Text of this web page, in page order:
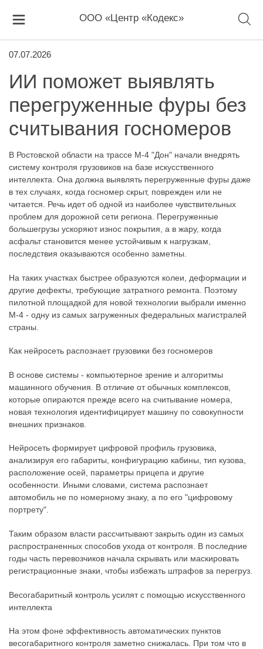
ООО «Центр «Кодекс»
07.07.2026
ИИ поможет выявлять
перегруженные фуры без
считывания госномеров
В Ростовской области на трассе М-4 "Дон" начали внедрять
систему контроля грузовиков на базе искусственного
интеллекта. Она должна выявлять перегруженные фуры даже
в тех случаях, когда госномер скрыт, поврежден или не
читается. Речь идет об одной из наиболее чувствительных
проблем для дорожной сети региона. Перегруженные
большегрузы ускоряют износ покрытия, а в жару, когда
асфальт становится менее устойчивым к нагрузкам,
последствия оказываются особенно заметны.
На таких участках быстрее образуются колеи, деформации и
другие дефекты, требующие затратного ремонта. Поэтому
пилотной площадкой для новой технологии выбрали именно
М-4 - одну из самых загруженных федеральных магистралей
страны.
Как нейросеть распознает грузовики без госномеров
В основе системы - компьютерное зрение и алгоритмы
машинного обучения. В отличие от обычных комплексов,
которые опираются прежде всего на считывание номера,
новая технология идентифицирует машину по совокупности
внешних признаков.
Нейросеть формирует цифровой профиль грузовика,
анализируя его габариты, конфигурацию кабины, тип кузова,
расположение осей, параметры прицепа и другие
особенности. Иными словами, система распознает
автомобиль не по номерному знаку, а по его "цифровому
портрету".
Таким образом власти рассчитывают закрыть один из самых
распространенных способов ухода от контроля. В последние
годы часть перевозчиков начала скрывать или маскировать
регистрационные знаки, чтобы избежать штрафов за перегруз.
Весогабаритный контроль усилят с помощью искусственного
интеллекта
На этом фоне эффективность автоматических пунктов
весогабаритного контроля заметно снижалась. При том что в